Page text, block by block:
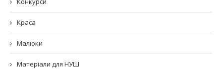
Краса
Малюки
Матеріали для НУШ